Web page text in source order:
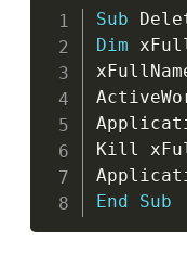
Sub
Dim
Kill
End
Sub